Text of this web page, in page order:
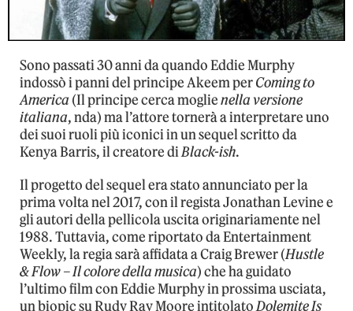
Sono passati 30 anni da quando Eddie Murphy
indossò i panni del principe Akeem perComing to
America (Il principe cerca moglienella versione
italiana, nda) ma l’attore tornerà a interpretare uno
dei suoi ruoli più iconici in un sequel scritto da
Kenya Barris, il creatore diBlack-ish.
Il progetto del sequel era stato annunciato per la
prima volta nel 2017, con il regista Jonathan Levine e
gli autori della pellicola uscita originariamente nel
1988. Tuttavia, come riportato da Entertainment
Weekly, la regia sarà affidata a Craig Brewer (Hustle
& Flow – Il colore della musica) che ha guidato
l’ultimo film con Eddie Murphy in prossima usciata,
un biopic su Rudy Ray Moore intitolatoDolemite Is